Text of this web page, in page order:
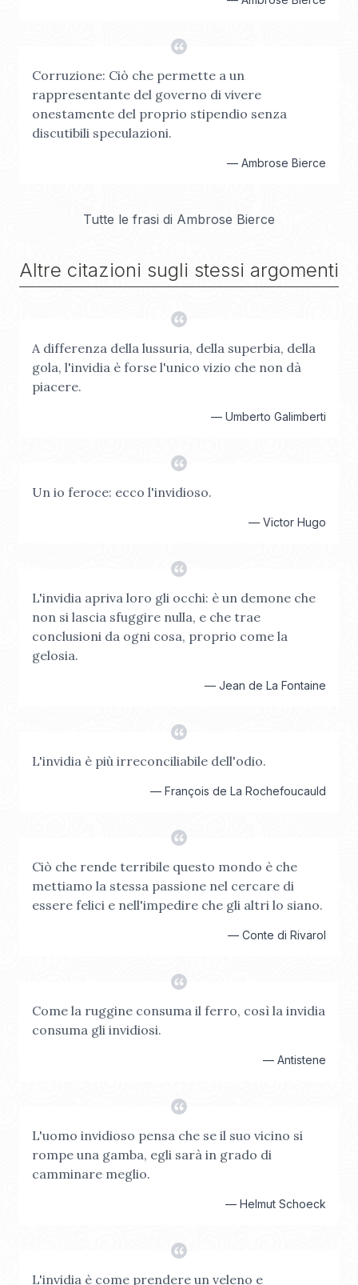
Corruzione: Ciò che permette a un
rappresentante del governo di vivere
onestamente del proprio stipendio senza
discutibili speculazioni.
— Ambrose Bierce
Tutte le frasi di Ambrose Bierce
Altre citazioni sugli stessi argomenti
A differenza della lussuria, della superbia, della
gola, l'invidia è forse l'unico vizio che non dà
piacere.
— Umberto Galimberti
Un io feroce: ecco l'invidioso.
— Victor Hugo
L'invidia apriva loro gli occhi: è un demone che
non si lascia sfuggire nulla, e che trae
conclusioni da ogni cosa, proprio come la
gelosia.
— Jean de La Fontaine
L'invidia è più irreconciliabile dell'odio.
— François de La Rochefoucauld
Ciò che rende terribile questo mondo è che
mettiamo la stessa passione nel cercare di
essere felici e nell'impedire che gli altri lo siano.
— Conte di Rivarol
Come la ruggine consuma il ferro, così la invidia
consuma gli invidiosi.
— Antistene
L'uomo invidioso pensa che se il suo vicino si
rompe una gamba, egli sarà in grado di
camminare meglio.
— Helmut Schoeck
L'invidia è come prendere un veleno e